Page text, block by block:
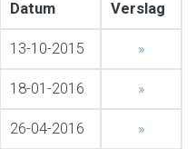
Datum Verslag
13-10-2015 »
18-01-2016 »
26-04-2016 »